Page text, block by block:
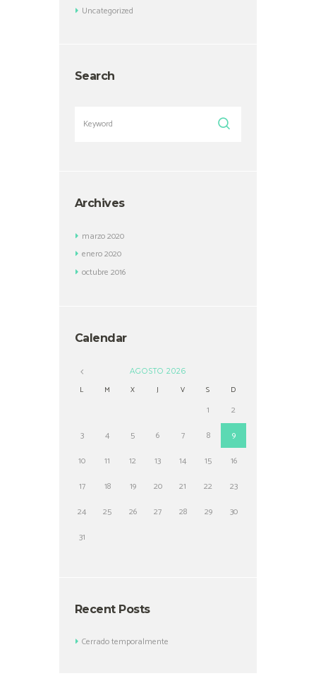
Uncategorized
Search
Archives
marzo2020
enero2020
octubre2016
Calendar
AGOSTO 2026
L M X J V S D
1
2
3
4 5 6 7 8
9
10
11 12 13 14 15
16
17
18 19 20 21 22
23
24
25 26 27 28 29
30
31
Recent Posts
Cerrado temporalmente